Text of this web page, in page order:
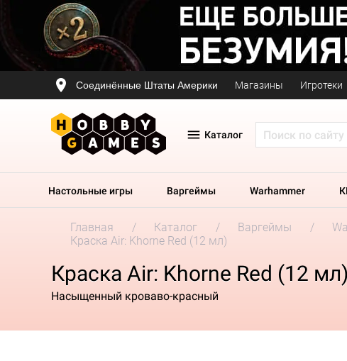
Соединённые Штаты Америки Магазины Игротеки
Каталог
Настольные игры Варгеймы Warhammer
Главная Каталог Варгеймы
Краска Air: Khorne Red (12 мл)
Краска Air: Khorne Red (12 мл)
Насыщенный кроваво-красный